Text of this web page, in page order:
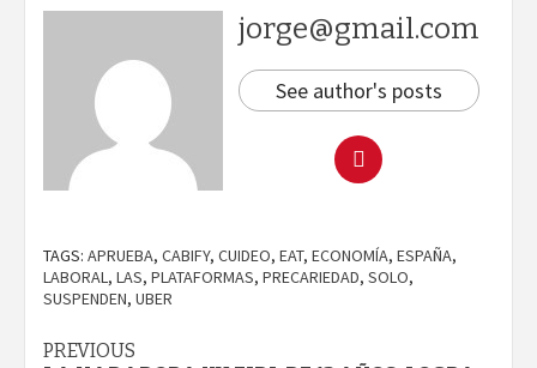
jorge@gmail.com
See author's posts
TAGS: APRUEBA, CABIFY, CUIDEO, EAT, ECONOMÍA, ESPAÑA,
LABORAL, LAS, PLATAFORMAS, PRECARIEDAD, SOLO,
SUSPENDEN, UBER
PREVIOUS